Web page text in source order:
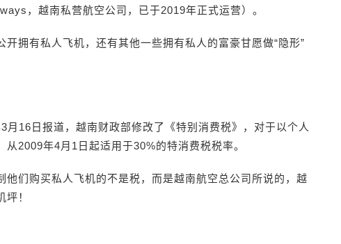
，越南私营航空公司，已于2019年正式运营）。
开拥有私人飞机，还有其他一些拥有私人的富豪甘愿做“隐形”
16日报道，越南财政部修改了《特别消费税》，对于以个人
2009年4月1日起适用于30%的特消费税税率。
他们购买私人飞机的不是税，而是越南航空总公司所说的，越
！